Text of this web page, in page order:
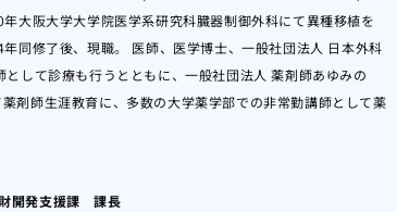
大阪大学大学院医学系研究科臓器制御外科にて異種移植を
同修了後、現職。 医師、医学博士、一般社団法人 日本外科
して診療も行うとともに、一般社団法人 薬剤師あゆみの
剤師生涯教育に、多数の大学薬学部での非常勤講師として薬
開発支援課 課長